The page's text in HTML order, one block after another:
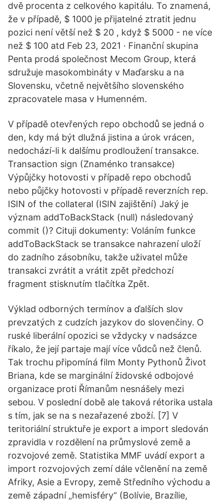
dvě procenta z celkového kapitálu. To znamená,
že v případě, $ 1000 je přijatelné ztratit jednu
pozici není větší než $ 20 , když $ 5000 - ne více
než $ 100 atd Feb 23, 2021 · Finanční skupina
Penta prodá společnost Mecom Group, která
sdružuje masokombináty v Maďarsku a na
Slovensku, včetně největšího slovenského
zpracovatele masa v Humenném.
V případě otevřených repo obchodů se jedná o
den, kdy má být dlužná jistina a úrok vrácen,
nedochází-li k dalšímu prodloužení transakce.
Transaction sign (Znaménko transakce)
Výpůjčky hotovosti v případě repo obchodů
nebo půjčky hotovosti v případě reverzních rep.
ISIN of the collateral (ISIN zajištění) Jaký je
význam addToBackStack (null) následovaný
commit ()? Cituji dokumenty: Voláním funkce
addToBackStack se transakce nahrazení uloží
do zadního zásobníku, takže uživatel může
transakci zvrátit a vrátit zpět předchozí
fragment stisknutím tlačítka Zpět.
Výklad odborných termínov a ďalších slov
prevzatých z cudzích jazykov do slovenčiny. O
ruské liberální opozici se vždycky v nadsázce
říkalo, že její partaje mají více vůdců než členů.
Tak trochu připomíná film Monty Pythonů Život
Briana, kde se marginální židovské odbojové
organizace proti Římanům nesnášely mezi
sebou. V poslední době ale taková rétorika ustala
s tím, jak se na s nezařazené zboží. [7] V
teritoriální struktuře je export a import sledován
zpravidla v rozdělení na průmyslové země a
rozvojové země. Statistika MMF uvádí export a
import rozvojových zemí dále včlenění na země
Afriky, Asie a Evropy, země Středního východu a
země západní „hemisféry“ (Bolívie, Brazílie,